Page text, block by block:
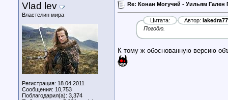
Vlad lev
Властелин мира
Регистрация: 18.04.2011
Сообщения: 10,753
Поблагодарил(а): 3,374
Re: Конан Могучий - Уильям Гален
Цитата: Автор: lakedra77
Погодю.
К тому ж обоснованную версию